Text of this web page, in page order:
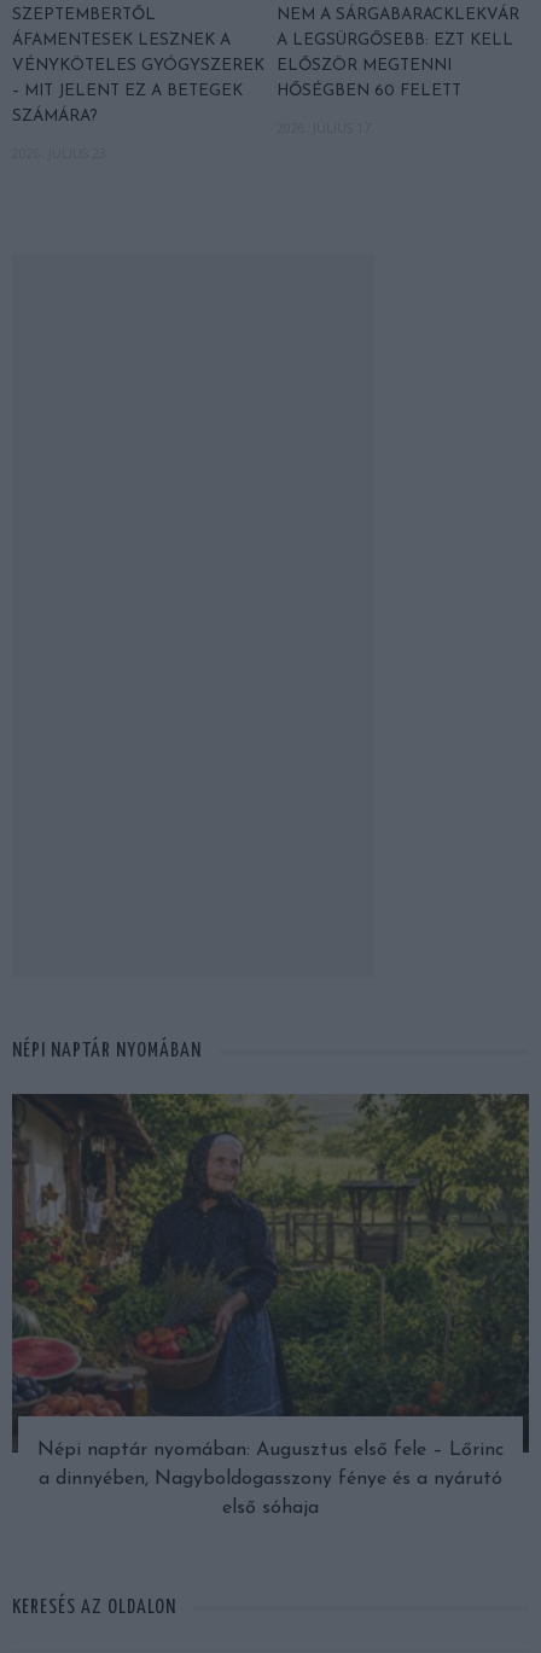
SZEPTEMBERTŐL
ÁFAMENTESEK LESZNEK A
VÉNYKÖTELES GYÓGYSZEREK
– MIT JELENT EZ A BETEGEK
SZÁMÁRA?
NEM A SÁRGABARACKLEKVÁR
A LEGSÜRGŐSEBB: EZT KELL
ELŐSZÖR MEGTENNI
HŐSÉGBEN 60 FELETT
NÉPI NAPTÁR NYOMÁBAN
Népi naptár nyomában: Augusztus első fele – Lőrinc
a dinnyében, Nagyboldogasszony fénye és a nyárutó
első sóhaja
KERESÉS AZ OLDALON